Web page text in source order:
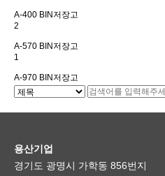
A-400 BIN저장고
2
A-570 BIN저장고
1
A-970 BIN저장고
용산기업
경기도 광명시 가학동 856번지